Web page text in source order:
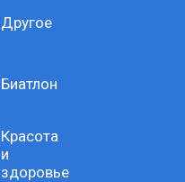
Другое
Биатлон
Красота
и
здоровье